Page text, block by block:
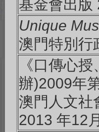
基金會出版
Unique
澳門特別行
《口傳心
辦)2009年
澳門人文社
2013 年12月